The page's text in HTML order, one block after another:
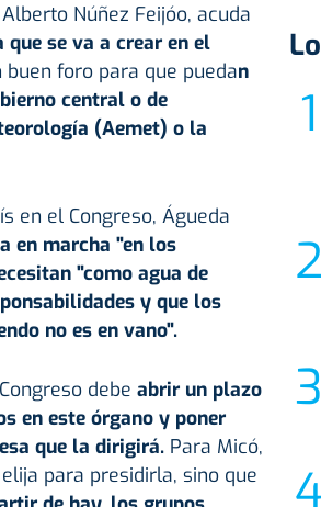
Núñez Feijóo, acuda
se va a crear en el
foro para que puedan
central o de
(Aemet) o la
en el Congreso, Águeda
en marcha "en los
"como agua de
y que los
no es en vano".
debe abrir un plazo
en este órgano y poner
que la dirigirá. Para Micó,
para presidirla, sino que
Lo